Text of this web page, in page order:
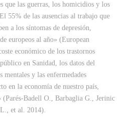
que las guerras, los homicidios y los
55% de las ausencias al trabajo que
a los síntomas de depresión,
europeos al año» (European
económico de los trastornos
en Sanidad, los datos del
mentales y las enfermedades
en la economía de nuestro país,
Badell O., Barbaglia G., Jerinic
et al. 2014).